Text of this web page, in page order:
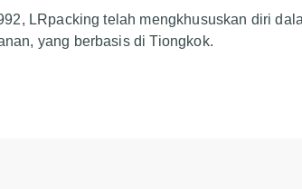
LRpacking telah mengkhususkan diri
yang berbasis di Tiongkok.